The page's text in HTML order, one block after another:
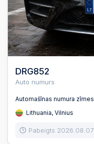
DRG852
Auto numurs
Automašīnas numura zīmes
Lithuania, Vilnius
Pabeigts 2026.08.07